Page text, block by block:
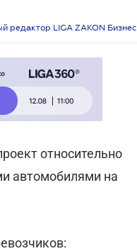
редактор LIGA ZAKON Бизнес
относительно
автомобилями на